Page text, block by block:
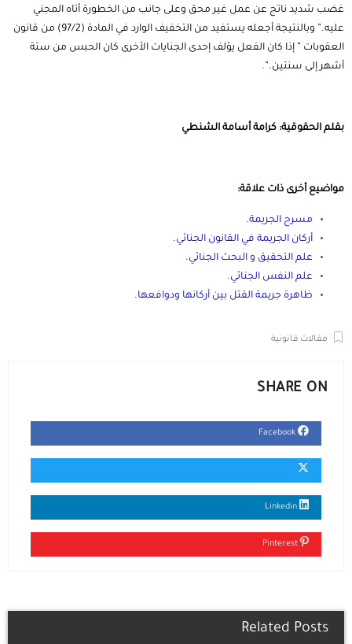
غضب شديد ناتج عن عمل غير محق وعلى جانب من الخطورة أتاه المجني
عليه.” وبالنتيجة أجعله يستفيد من التخفيف الوارد في المادة (97/2) من قانون
العقوبات ” إذا كان الفعل يؤلف إحدى الجنايات الأخرى كان الحبس من ستة
أشهر إلى سنتين.”.
بقلم الحقوقية: كرامة أسامة الشنطي
مواضيع أخرى ذات علاقة:
مسرح الجريمة.
أركان الجريمة في القانون الجنائي.
علم التحقيق و البحث الجنائي.
علم النفس الجنائي.
ظاهرة جريمة القتل بين أركانها ودوافعها.
مقالات قانونية
SHARE ON
Related Posts